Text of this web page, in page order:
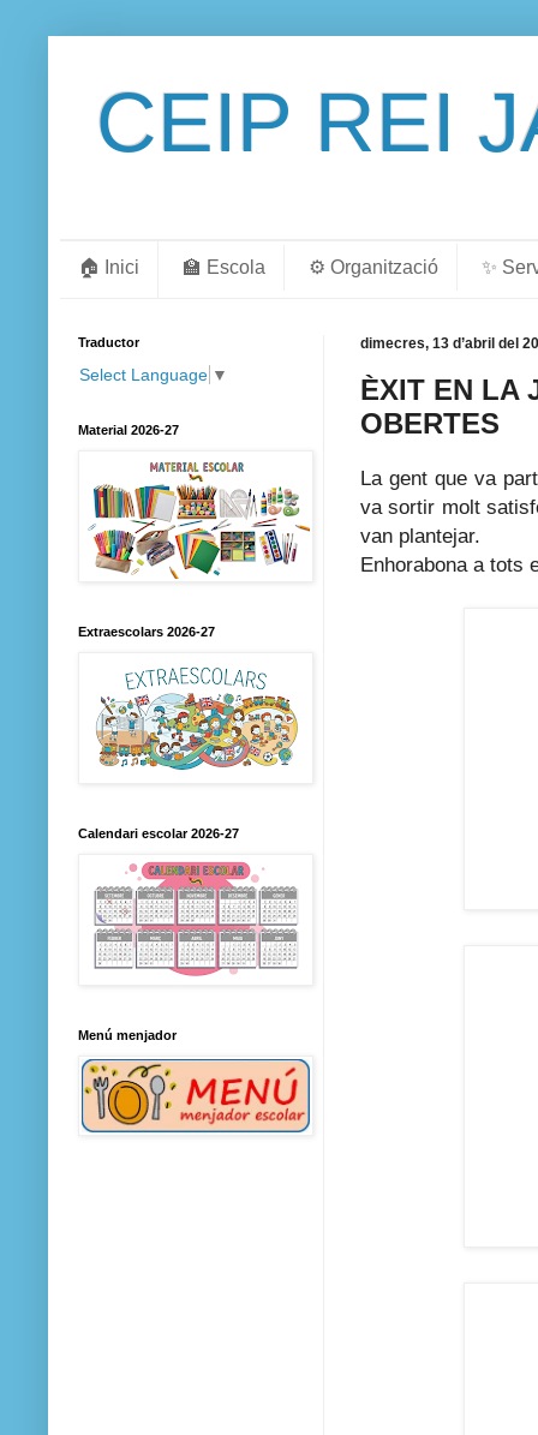
CEIP REI
🏠 Inici 🏫 Escola ⚙️ Organització ✨
dimecres, 13 d’abril del
ÈXIT EN LA
OBERTES
La gent que va
va sortir molt
van plantejar.
Enhorabona a tots
Traductor
Select Language ▼
Material 2026-27
Extraescolars 2026-27
Calendari escolar 2026-27
Menú menjador